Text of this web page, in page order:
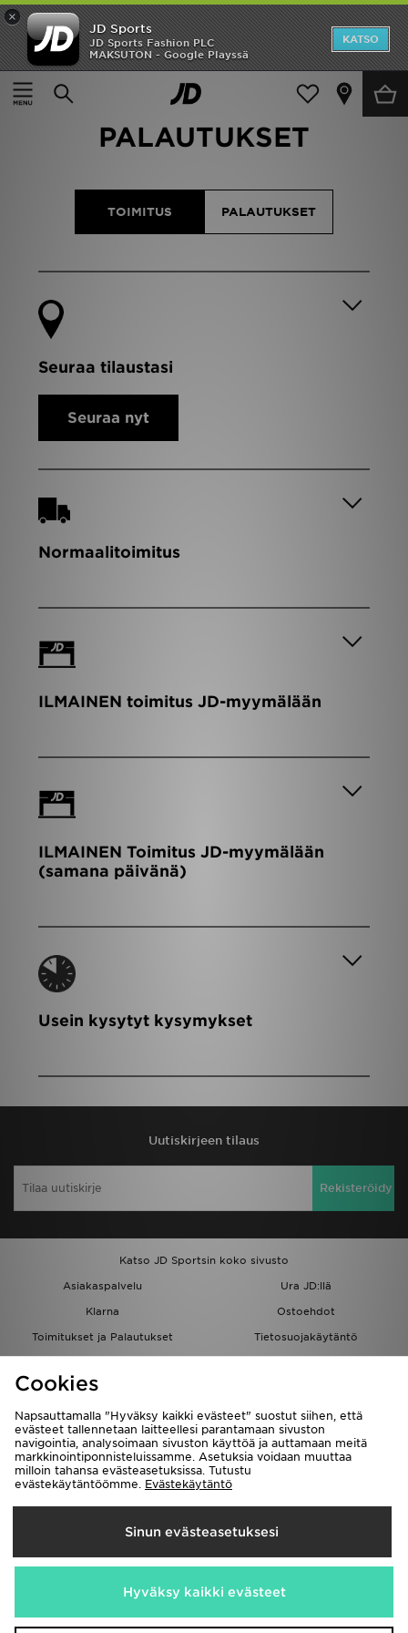
×
JD Sports
JD Sports Fashion PLC
MAKSUTON - Google Playssä
KATSO
TOIMITUKSET JA
PALAUTUKSET
TOIMITUS PALAUTUKSET
Seuraa tilaustasi
Seuraa nyt
Normaalitoimitus
ILMAINEN toimitus JD-myymälään
ILMAINEN Toimitus JD-myymälään
(samana päivänä)
Usein kysytyt kysymykset
Uutiskirjeen tilaus
Rekisteröidy
Katso JD Sportsin koko sivusto
Asiakaspalvelu
Ura JD:llä
Klarna
Ostoehdot
Toimitukset ja Palautukset
Tietosuojakäytäntö
Löydä myymälä
Kumppanuusohjelma
JD Blog
Toimitetaan
Suomi
Me hyväksymme seuraavat maksutavat
Etusivu
Ale
Tuotemerkit
Inspiroidu
Cookies
Napsauttamalla "Hyväksy kaikki evästeet" suostut siihen, että
evästeet tallennetaan laitteellesi parantamaan sivuston
navigointia, analysoimaan sivuston käyttöä ja auttamaan meitä
markkinointiponnisteluissamme. Asetuksia voidaan muuttaa
milloin tahansa evästeasetuksissa. Tutustu
evästekäytäntöömme. Evästekäytäntö
Sinun evästeasetuksesi
Hyväksy kaikki evästeet